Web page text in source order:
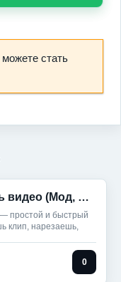
стать
VCUT Pro - Создатель видео (Мод, Unlocked)
простой и быстрый
клип, нарезаешь,
0